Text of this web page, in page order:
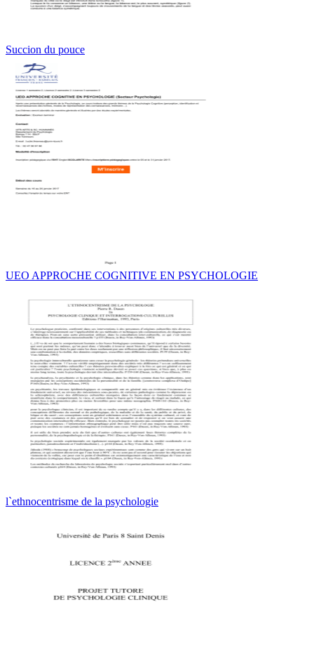
Succion du pouce
UEO APPROCHE COGNITIVE EN PSYCHOLOGIE
l`ethnocentrisme de la psychologie